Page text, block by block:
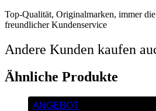
Top-Qualität, Originalmarken, immer die
freundlicher Kundenservice
Andere Kunden kaufen
Ähnliche Produkte
ANGEBOT